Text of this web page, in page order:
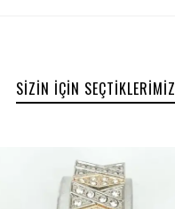
SIZIN İÇIN SEÇTIKLERIMIZ